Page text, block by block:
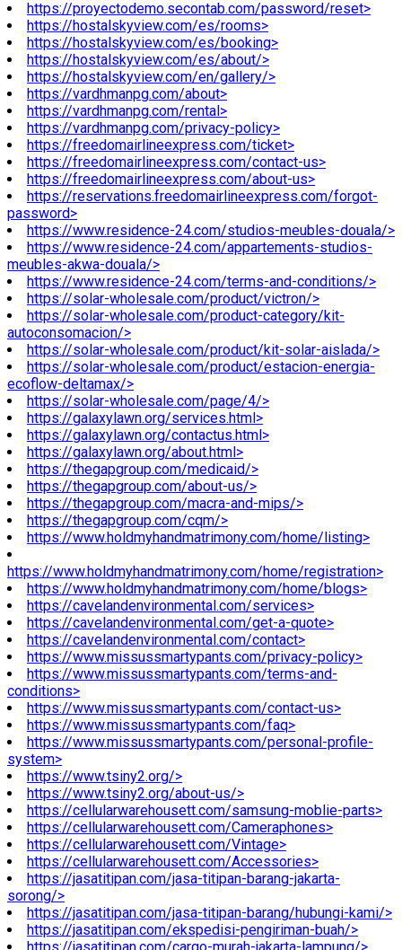
https://proyectodemo.secontab.com/password/reset>
https://hostalskyview.com/es/rooms>
https://hostalskyview.com/es/booking>
https://hostalskyview.com/es/about/>
https://hostalskyview.com/en/gallery/>
https://vardhmanpg.com/about>
https://vardhmanpg.com/rental>
https://vardhmanpg.com/privacy-policy>
https://freedomairlineexpress.com/ticket>
https://freedomairlineexpress.com/contact-us>
https://freedomairlineexpress.com/about-us>
https://reservations.freedomairlineexpress.com/forgot-
password>
https://www.residence-24.com/studios-meubles-douala/>
https://www.residence-24.com/appartements-studios-
meubles-akwa-douala/>
https://www.residence-24.com/terms-and-conditions/>
https://solar-wholesale.com/product/victron/>
https://solar-wholesale.com/product-category/kit-
autoconsomacion/>
https://solar-wholesale.com/product/kit-solar-aislada/>
https://solar-wholesale.com/product/estacion-energia-
ecoflow-deltamax/>
https://solar-wholesale.com/page/4/>
https://galaxylawn.org/services.html>
https://galaxylawn.org/contactus.html>
https://galaxylawn.org/about.html>
https://thegapgroup.com/medicaid/>
https://thegapgroup.com/about-us/>
https://thegapgroup.com/macra-and-mips/>
https://thegapgroup.com/cqm/>
https://www.holdmyhandmatrimony.com/home/listing>
https://www.holdmyhandmatrimony.com/home/registration>
https://www.holdmyhandmatrimony.com/home/blogs>
https://cavelandenvironmental.com/services>
https://cavelandenvironmental.com/get-a-quote>
https://cavelandenvironmental.com/contact>
https://www.missussmartypants.com/privacy-policy>
https://www.missussmartypants.com/terms-and-
conditions>
https://www.missussmartypants.com/contact-us>
https://www.missussmartypants.com/faq>
https://www.missussmartypants.com/personal-profile-
system>
https://www.tsiny2.org/>
https://www.tsiny2.org/about-us/>
https://cellularwarehousett.com/samsung-moblie-parts>
https://cellularwarehousett.com/Cameraphones>
https://cellularwarehousett.com/Vintage>
https://cellularwarehousett.com/Accessories>
https://jasatitipan.com/jasa-titipan-barang-jakarta-
sorong/>
https://jasatitipan.com/jasa-titipan-barang/hubungi-kami/>
https://jasatitipan.com/ekspedisi-pengiriman-buah/>